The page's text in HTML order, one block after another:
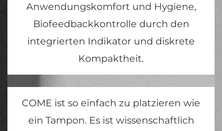
Anwendungskomfort und Hygiene,
Biofeedbackkontrolle durch den
integrierten Indikator und diskrete
Kompaktheit.
COME ist so einfach zu platzieren wie
ein Tampon. Es ist wissenschaftlich